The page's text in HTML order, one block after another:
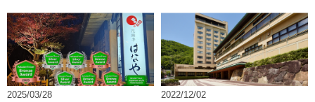
2025/03/28
2022/12/02